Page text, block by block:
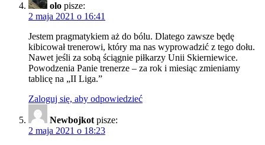
olo pisze:
2 maja 2021 o 16:41
Jestem pragmatykiem aż do bólu. Dlatego zawsze będę
kibicował trenerowi, który ma nas wyprowadzić z tego dołu.
Nawet jeśli za sobą ściągnie piłkarzy Unii Skierniewice.
Powodzenia Panie trenerze – za rok i miesiąc zmieniamy
tablicę na „II Liga.”
Zaloguj się, aby odpowiedzieć
Newbojkot pisze:
2 maja 2021 o 18:23